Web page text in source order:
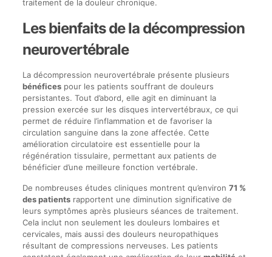
traitement de la douleur chronique.
Les bienfaits de la décompression
neurovertébrale
La décompression neurovertébrale présente plusieurs
bénéficespour les patients souffrant de douleurs
persistantes. Tout d’abord, elle agit en diminuant la
pression exercée sur les disques intervertébraux, ce qui
permet de réduire l’inflammation et de favoriser la
circulation sanguine dans la zone affectée. Cette
amélioration circulatoire est essentielle pour la
régénération tissulaire, permettant aux patients de
bénéficier d’une meilleure fonction vertébrale.
De nombreuses études cliniques montrent qu’environ 71 %
des patientsrapportent une diminution significative de
leurs symptômes après plusieurs séances de traitement.
Cela inclut non seulement les douleurs lombaires et
cervicales, mais aussi des douleurs neuropathiques
résultant de compressions nerveuses. Les patients